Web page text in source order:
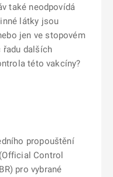
také neodpovídá
látky jsou
jen ve stopovém
řadu dalších
této vakcíny?
propouštění
Control
pro vybrané